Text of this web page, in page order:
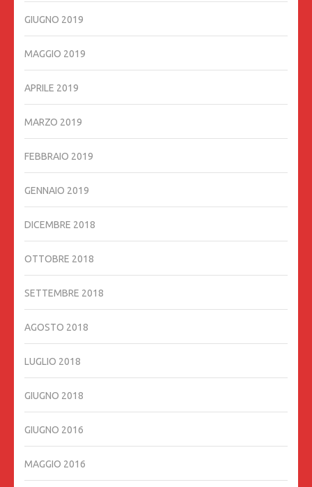
GIUGNO 2019
MAGGIO 2019
APRILE 2019
MARZO 2019
FEBBRAIO 2019
GENNAIO 2019
DICEMBRE 2018
OTTOBRE 2018
SETTEMBRE 2018
AGOSTO 2018
LUGLIO 2018
GIUGNO 2018
GIUGNO 2016
MAGGIO 2016